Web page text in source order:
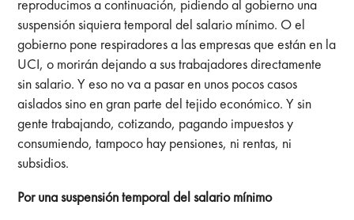
reproducimos a continuación, pidiendo al gobierno una
suspensión siquiera temporal del salario mínimo. O el
gobierno pone respiradores a las empresas que están en la
UCI, o morirán dejando a sus trabajadores directamente
sin salario. Y eso no va a pasar en unos pocos casos
aislados sino en gran parte del tejido económico. Y sin
gente trabajando, cotizando, pagando impuestos y
consumiendo, tampoco hay pensiones, ni rentas, ni
subsidios.
Por una suspensión temporal del salario mínimo